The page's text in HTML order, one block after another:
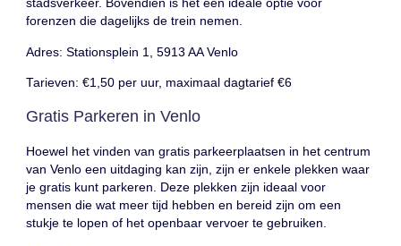
stadsverkeer. Bovendien is het een ideale optie voor
forenzen die dagelijks de trein nemen.
Adres: Stationsplein 1, 5913 AA Venlo
Tarieven: €1,50 per uur, maximaal dagtarief €6
Gratis Parkeren in Venlo
Hoewel het vinden van gratis parkeerplaatsen in het centrum
van Venlo een uitdaging kan zijn, zijn er enkele plekken waar
je gratis kunt parkeren. Deze plekken zijn ideaal voor
mensen die wat meer tijd hebben en bereid zijn om een
stukje te lopen of het openbaar vervoer te gebruiken.